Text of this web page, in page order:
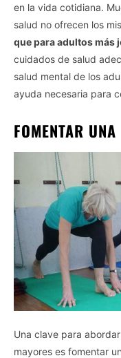
en la vida cotidiana.
salud no ofrecen los
que para adultos más
cuidados de salud
salud mental de los
ayuda necesaria para
FOMENTAR
Una clave para
mayores es fomentar